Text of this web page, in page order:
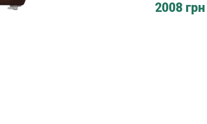
2008 грн